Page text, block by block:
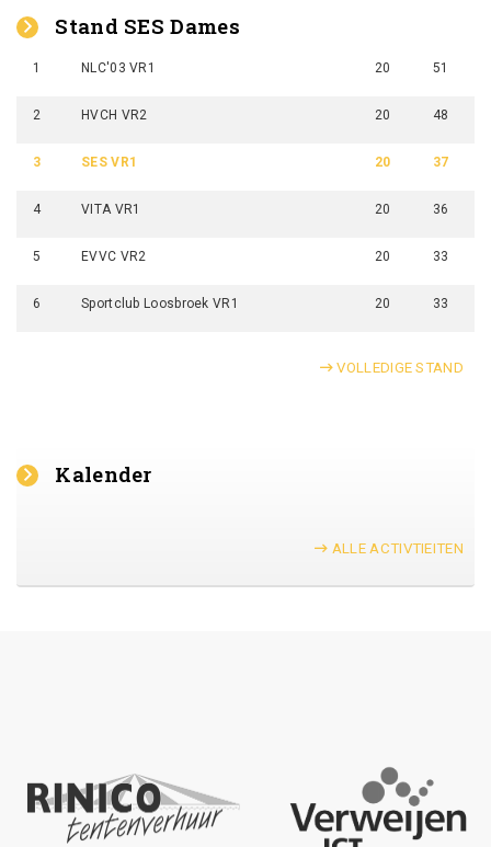
Stand SES Dames
1 NLC'03 VR1 20 51
2 HVCH VR2 20 48
3 SES VR1 20 37
4 VITA VR1 20 36
5 EVVC VR2 20 33
6 Sportclub Loosbroek VR1 20 33
VOLLEDIGE STAND
Kalender
ALLE ACTIVTIEITEN